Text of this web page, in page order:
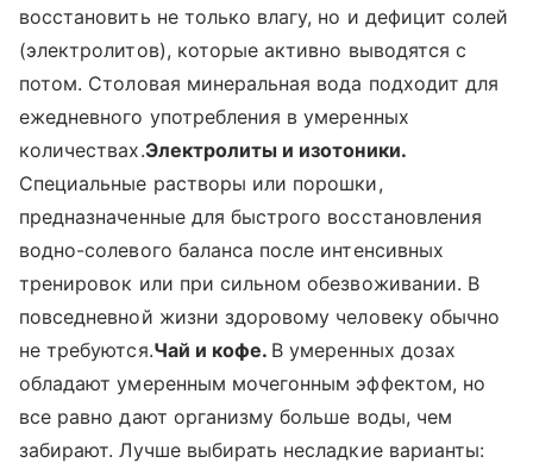
восстановить не только влагу, но и дефицит солей
(электролитов), которые активно выводятся с
потом. Столовая минеральная вода подходит для
ежедневного употребления в умеренных
количествах.Электролиты и изотоники.
Специальные растворы или порошки,
предназначенные для быстрого восстановления
водно-солевого баланса после интенсивных
тренировок или при сильном обезвоживании. В
повседневной жизни здоровому человеку обычно
не требуются.Чай и кофе. В умеренных дозах
обладают умеренным мочегонным эффектом, но
все равно дают организму больше воды, чем
забирают. Лучше выбирать несладкие варианты: